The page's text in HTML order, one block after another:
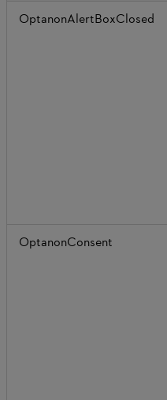
Nødvendige
cookies
OptanonAlertBoxClosed
OptanonConsent